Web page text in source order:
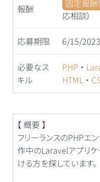
報酬 固定報酬
応相談）
応募期限 6/15/2023
必要なス
キル
PHP ・
HTML ・
【 概要 】
フリーランスのPHPエ
作中のLaravelアプリ
ける方を探しています。